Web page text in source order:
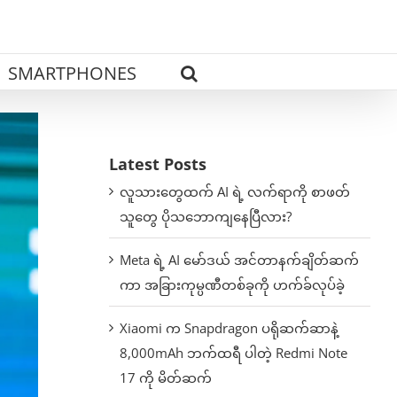
SMARTPHONES
Latest Posts
လူသားတွေထက် AI ရဲ့ လက်ရာကို စာဖတ်
သူတွေ ပိုသဘောကျနေပြီလား?
Meta ရဲ့ AI မော်ဒယ် အင်တာနက်ချိတ်ဆက်
ကာ အခြားကုမ္ပဏီတစ်ခုကို ဟက်ခ်လုပ်ခဲ့
Xiaomi က Snapdragon ပရိုဆက်ဆာနဲ့
8,000mAh ဘက်ထရီ ပါတဲ့ Redmi Note
17 ကို မိတ်ဆက်